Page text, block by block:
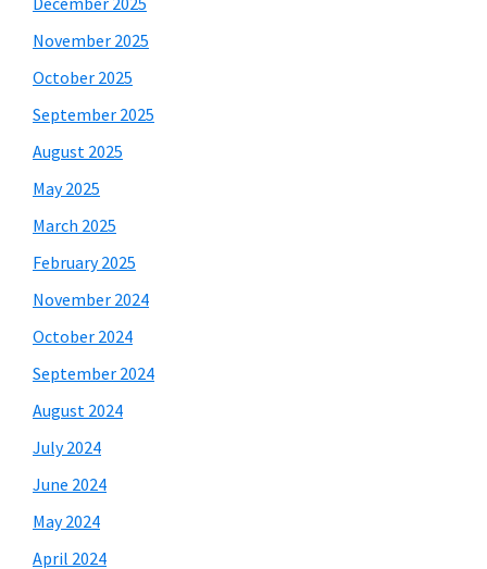
November 2025
October 2025
September 2025
August 2025
May 2025
March 2025
February 2025
November 2024
October 2024
September 2024
August 2024
July 2024
June 2024
May 2024
April 2024